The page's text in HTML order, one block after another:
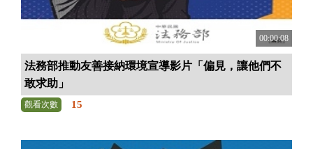
00:00:08
法務部推動友善接納環境宣導影片「偏見，讓他們不
敢求助」
觀看次數 15